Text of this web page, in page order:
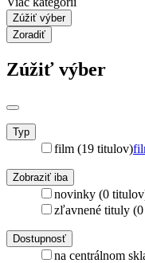
Zúžiť výber
Zoradiť
Zúžiť výber
Typ
film (19 titulov)
Zobraziť iba
novinky (0
zľavnené tituly
Dostupnosť
na centrálnom